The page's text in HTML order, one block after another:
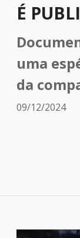
É
uma
da
09/12/2024